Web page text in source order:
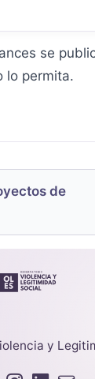
se
lo permita.
de
y